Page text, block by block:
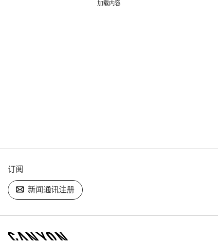
加载内容
订阅
新闻通讯注册